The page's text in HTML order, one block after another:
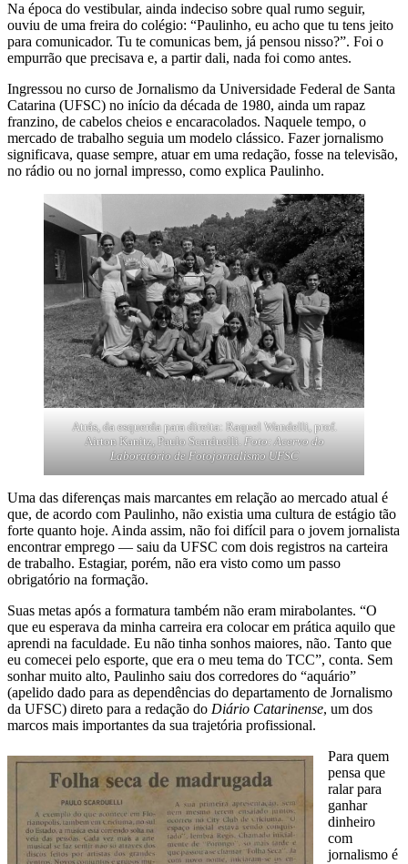
Na época do vestibular, ainda indeciso sobre qual rumo seguir,
ouviu de uma freira do colégio: “Paulinho, eu acho que tu tens jeito
para comunicador. Tu te comunicas bem, já pensou nisso?”. Foi o
empurrão que precisava e, a partir dali, nada foi como antes.
Ingressou no curso de Jornalismo da Universidade Federal de Santa
Catarina (UFSC) no início da década de 1980, ainda um rapaz
franzino, de cabelos cheios e encaracolados. Naquele tempo, o
mercado de trabalho seguia um modelo clássico. Fazer jornalismo
significava, quase sempre, atuar em uma redação, fosse na televisão,
no rádio ou no jornal impresso, como explica Paulinho.
Atrás, da esquerda para direita: Raquel Wandelli, prof.
Airton Kanitz, Paulo Scarduelli. Foto: Acervo do
Laboratório de Fotojornalismo UFSC
Uma das diferenças mais marcantes em relação ao mercado atual é
que, de acordo com Paulinho, não existia uma cultura de estágio tão
forte quanto hoje. Ainda assim, não foi difícil para o jovem jornalista
encontrar emprego — saiu da UFSC com dois registros na carteira
de trabalho. Estagiar, porém, não era visto como um passo
obrigatório na formação.
Suas metas após a formatura também não eram mirabolantes. “O
que eu esperava da minha carreira era colocar em prática aquilo que
aprendi na faculdade. Eu não tinha sonhos maiores, não. Tanto que
eu comecei pelo esporte, que era o meu tema do TCC”, conta. Sem
sonhar muito alto, Paulinho saiu dos corredores do “aquário”
(apelido dado para as dependências do departamento de Jornalismo
da UFSC) direto para a redação do Diário Catarinense, um dos
marcos mais importantes da sua trajetória profissional.
Para quem
pensa que
ralar para
ganhar
dinheiro
com
jornalismo é